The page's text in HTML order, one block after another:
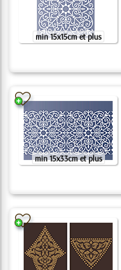
min 15x15cm et plus
min 15x33cm et plus